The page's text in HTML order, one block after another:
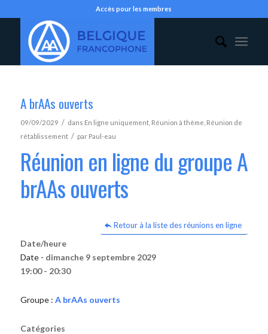
Accès pour les membres
A brAAs ouverts
09/09/2029 / dans En ligne uniquement, Réunion à thème Réunion de
rétablissement / par Paul-eau
Réunion en ligne du groupe A
brAAs ouverts
Retour à la liste des réunions en ligne
Date/heure
Date - dimanche 9 septembre 2029
19:00 - 20:30
Groupe : A brAAs ouverts
Catégories